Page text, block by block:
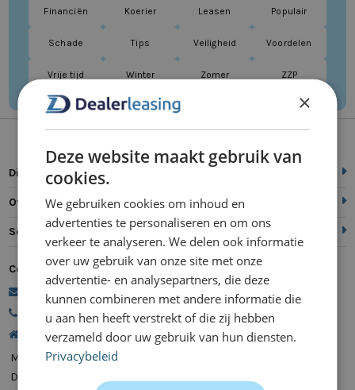
Financiën Koerier Leasen Populair
Schade Tips Veiligheid Voordelen
Vrije tijd Winter Zomer ZZP
Direct naar
Over ons
Service
Contact
commercie@dealerleasing.nl
088 700 18 18
Kanaalweg 9, 5721 MZ Asten
Maandag
Dinsdag
×
Deze website maakt gebruik van
cookies.
We gebruiken cookies om inhoud en
advertenties te personaliseren en om ons
verkeer te analyseren. We delen ook informatie
over uw gebruik van onze site met onze
advertentie- en analysepartners, die deze
kunnen combineren met andere informatie die
u aan hen heeft verstrekt of die zij hebben
verzameld door uw gebruik van hun diensten.
Privacybeleid